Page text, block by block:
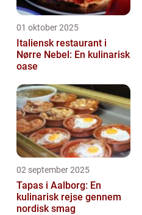
01 oktober 2025
Italiensk restaurant i
Nørre Nebel: En kulinarisk
oase
02 september 2025
Tapas i Aalborg: En
kulinarisk rejse gennem
nordisk smag